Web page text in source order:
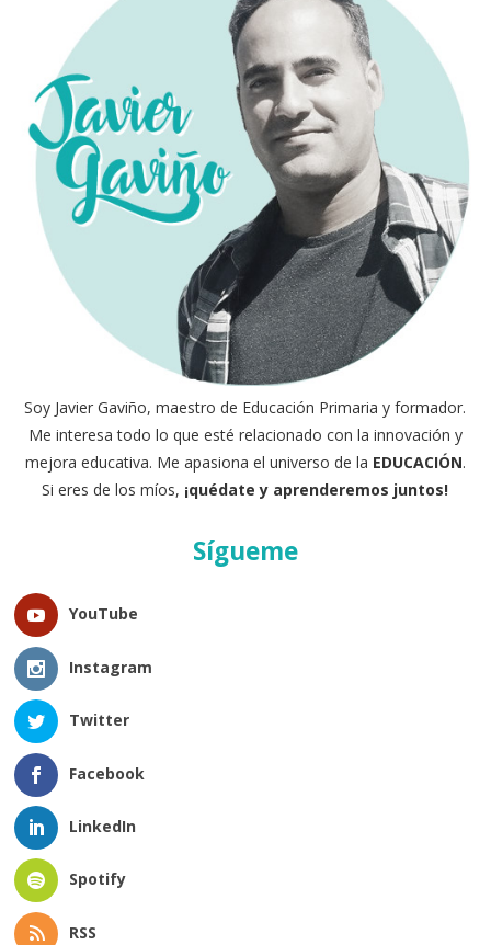
Soy Javier Gaviño, maestro de Educación Primaria y formador.
Me interesa todo lo que esté relacionado con la innovación y
mejora educativa. Me apasiona el universo de la EDUCACIÓN.
Si eres de los míos, ¡quédate y aprenderemos juntos!
Sígueme
YouTube
Instagram
Twitter
Facebook
LinkedIn
Spotify
RSS